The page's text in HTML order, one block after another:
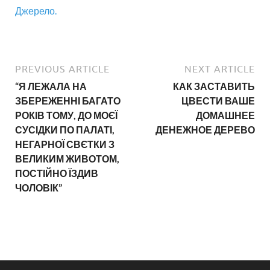
Джерело.
PREVIOUS ARTICLE
“Я ЛЕЖАЛА НА
ЗБЕРЕЖЕННІ БАГАТО
РОКІВ ТОМУ, ДО МОЄЇ
СУСІДКИ ПО ПАЛАТІ,
НЕГАРНОЇ СВЄТКИ З
ВЕЛИКИМ ЖИВОТОМ,
ПОСТІЙНО ЇЗДИВ
ЧОЛОВІК”
NEXT ARTICLE
КАК ЗАСТАВИТЬ
ЦВЕСТИ ВАШЕ
ДОМАШНЕЕ
ДЕНЕЖНОЕ ДЕРЕВО